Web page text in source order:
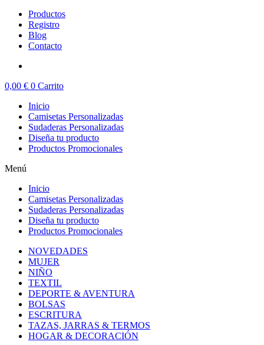
Productos
Registro
Blog
Contacto
0,00 € 0 Carrito
Inicio
Camisetas Personalizadas
Sudaderas Personalizadas
Diseña tu producto
Productos Promocionales
Menú
Inicio
Camisetas Personalizadas
Sudaderas Personalizadas
Diseña tu producto
Productos Promocionales
NOVEDADES
MUJER
NIÑO
TEXTIL
DEPORTE & AVENTURA
BOLSAS
ESCRITURA
TAZAS, JARRAS & TERMOS
HOGAR & DECORACIÓN